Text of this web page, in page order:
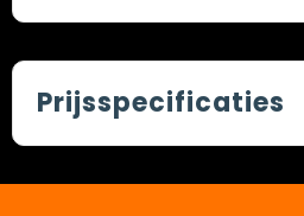
Prijsspecificaties